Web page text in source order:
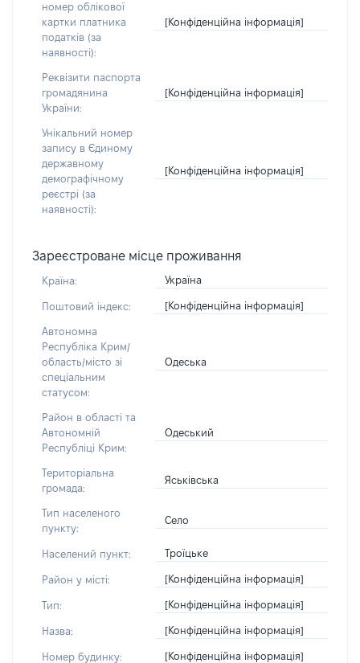
номер облікової
картки платника
податків (за
наявності):
[Конфіденційна інформація]
Реквізити паспорта
громадянина
України:
[Конфіденційна інформація]
Унікальний номер
запису в Єдиному
державному
демографічному
реєстрі (за
наявності):
[Конфіденційна інформація]
Зареєстроване місце проживання
Країна: Україна
Поштовий індекс: [Конфіденційна інформація]
Автономна
Республіка Крим/
область/місто зі
спеціальним
статусом:
Одеська
Район в області та
Автономній
Республіці Крим:
Одеський
Територіальна
громада:
Яськівська
Тип населеного
пункту:
Село
Населений пункт: Троїцьке
Район у місті: [Конфіденційна інформація]
Тип: [Конфіденційна інформація]
Назва: [Конфіденційна інформація]
Номер будинку: [Конфіденційна інформація]